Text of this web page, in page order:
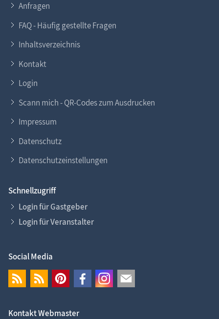
Anfragen
FAQ - Häufig gestellte Fragen
Inhaltsverzeichnis
Kontakt
Login
Scann mich - QR-Codes zum Ausdrucken
Impressum
Datenschutz
Datenschutzeinstellungen
Schnellzugriff
Login für Gastgeber
Login für Veranstalter
Social Media
Kontakt Webmaster